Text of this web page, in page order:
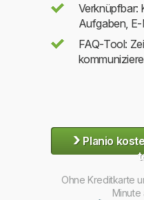
Verknüpfbar:
Aufgaben,
FAQ-Tool:
›Planio
Ohne Kreditkarte